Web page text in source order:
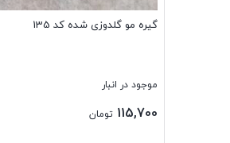
گیره مو گلدوزی شده کد 135
موجود در انبار
115,700 تومان